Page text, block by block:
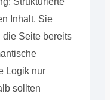
Inhalt. Sie
die Seite bereits
Logik nur
sollten